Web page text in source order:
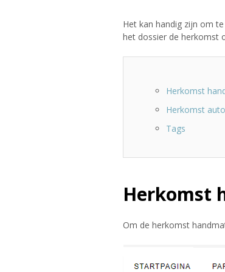
Het kan handig zijn om
het dossier de herkomst
Herkomst
Herkomst
Tags
Herkomst
Om de herkomst